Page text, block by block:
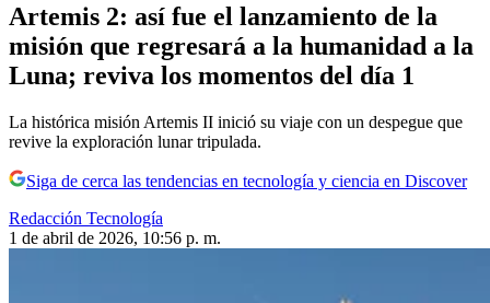
Artemis 2: así fue el lanzamiento de la
misión que regresará a la humanidad a la
Luna; reviva los momentos del día 1
La histórica misión Artemis II inició su viaje con un despegue que
revive la exploración lunar tripulada.
Siga de cerca las tendencias en tecnología y ciencia en Discover
Redacción Tecnología
1 de abril de 2026, 10:56 p. m.